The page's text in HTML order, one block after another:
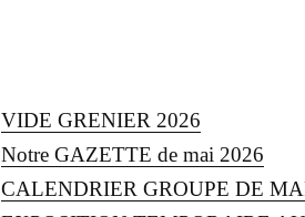
VIDE GRENIER 2026
Notre GAZETTE de mai 2026
CALENDRIER GROUPE DE